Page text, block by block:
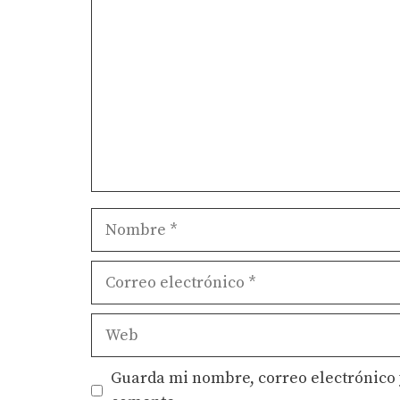
Nombre
Correo
Web
Guarda mi nombre, correo